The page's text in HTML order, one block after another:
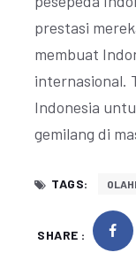
prestasi
membuat
internasional.
Indonesia
gemilang di
TAGS:
SHARE :